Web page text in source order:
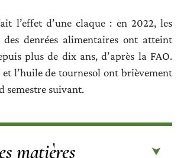
l’effet d’une claque : en 2022, les
denrées alimentaires ont atteint
plus de dix ans, d’après la FAO.
l’huile de tournesol ont brièvement
semestre suivant.
matières